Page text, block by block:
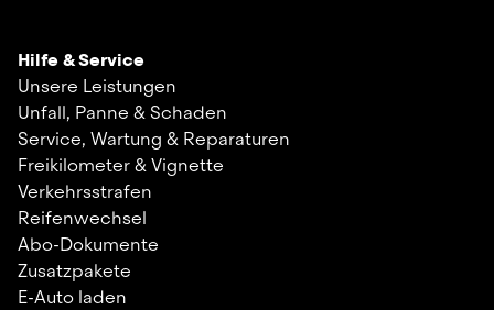
Hilfe & Service
Unsere Leistungen
Unfall, Panne & Schaden
Service, Wartung & Reparaturen
Freikilometer & Vignette
Verkehrsstrafen
Reifenwechsel
Abo-Dokumente
Zusatzpakete
E-Auto laden